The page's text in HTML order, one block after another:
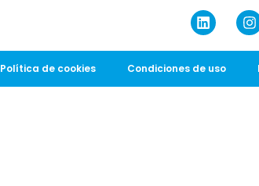
Política de cookies Condiciones de uso